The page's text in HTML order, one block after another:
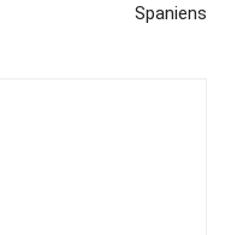
Spaniens